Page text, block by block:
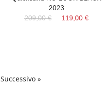
2023
209,00 €
119,00 €
Successivo »